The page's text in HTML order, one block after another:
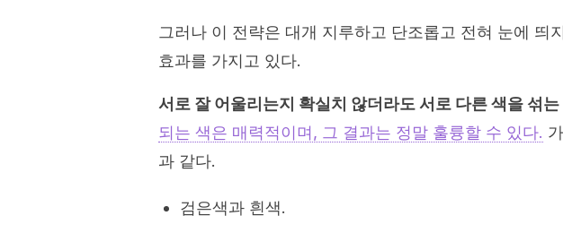
그러나 이 전략은 대개 지루하고 단조롭고 전혀 눈에 띄
효과를 가지고 있다.
서로 잘 어울리는지 확실치 않더라도 서로 다른 색을 섞
되는 색은 매력적이며, 그 결과는 정말 훌륭할 수 있다.
과 같다.
검은색과 흰색.